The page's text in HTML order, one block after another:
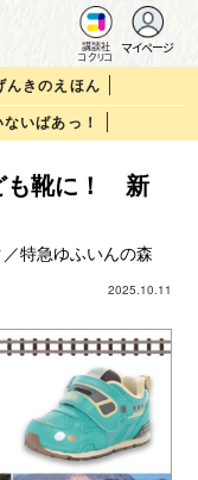
講談社
コクリコ
マイページ
んきのえほん
いばあっ！
も靴に！ 新
特急ゆふいんの森
2025.10.11